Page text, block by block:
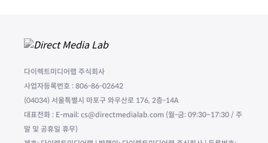
다이렉트미디어랩 주식회사
사업자등록번호 : 806-86-02642
(04034) 서울특별시 마포구 와우산로 176, 2층-14A
대표전화 : E-mail: cs@directmedialab.com (월-금: 09:30~17:30 / 주
말 및 공휴일 휴무)